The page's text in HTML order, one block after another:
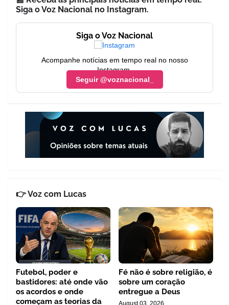
Siga o Voz Nacional no Instagram.
Siga o Voz Nacional
Acompanhe notícias em tempo real no nosso
Instagram.
Seguir @voznacional_
👉 Voz com Lucas
Futebol, poder e
bastidores: até onde vão
os acordos e onde
começam as teorias da
Fé não é sobre religião, é
sobre um coração
entregue a Deus
August 03, 2026